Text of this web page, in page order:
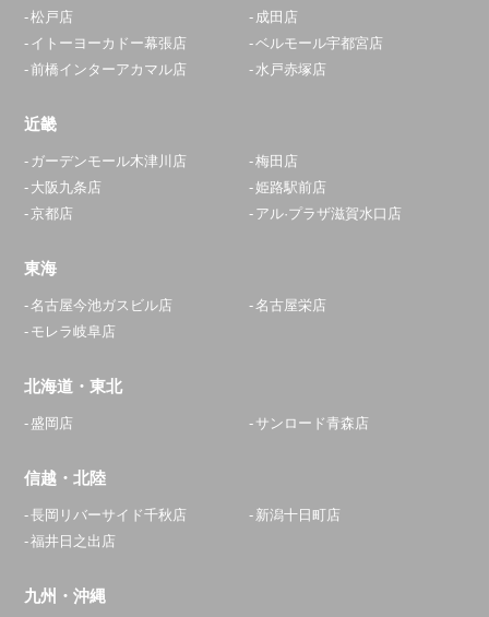
松戸店
成田店
イトーヨーカドー幕張店
ベルモール宇都宮店
前橋インターアカマル店
水戸赤塚店
近畿
ガーデンモール木津川店
梅田店
大阪九条店
姫路駅前店
京都店
アル·プラザ滋賀水口店
東海
名古屋今池ガスビル店
名古屋栄店
モレラ岐阜店
北海道・東北
盛岡店 サンロード青森店
信越・北陸
長岡リバーサイド千秋店
新潟十日町店
福井日之出店
九州・沖縄